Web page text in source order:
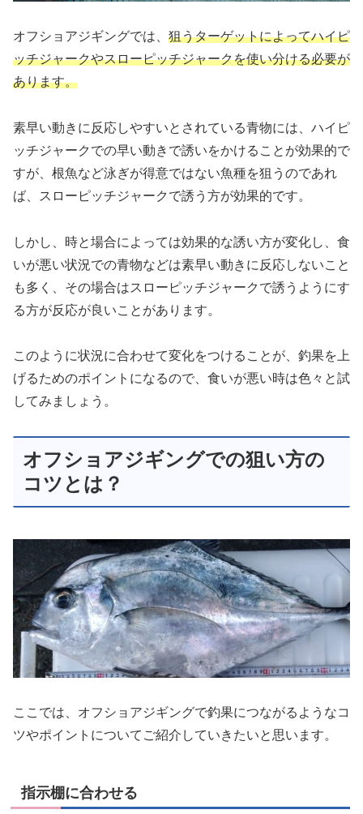
オフショアジギングでは、 狙うターゲットによってハイピ
ッチジャークやスローピッチジャークを使い分ける必要が
あります。
素早い動きに反応しやすいとされている青物には、ハイピ
ッチジャークでの早い動きで誘いをかけることが効果的で
すが、根魚など泳ぎが得意ではない魚種を狙うのであれ
ば、スローピッチジャークで誘う方が効果的です。
しかし、時と場合によっては効果的な誘い方が変化し、食
いが悪い状況での青物などは素早い動きに反応しないこと
も多く、その場合はスローピッチジャークで誘うようにす
る方が反応が良いことがあります。
このように状況に合わせて変化をつけることが、釣果を上
げるためのポイントになるので、食いが悪い時は色々と試
してみましょう。
オフショアジギングでの狙い方の
コツとは？
ここでは、オフショアジギングで釣果につながるようなコ
ツやポイントについてご紹介していきたいと思います。
指示棚に合わせる